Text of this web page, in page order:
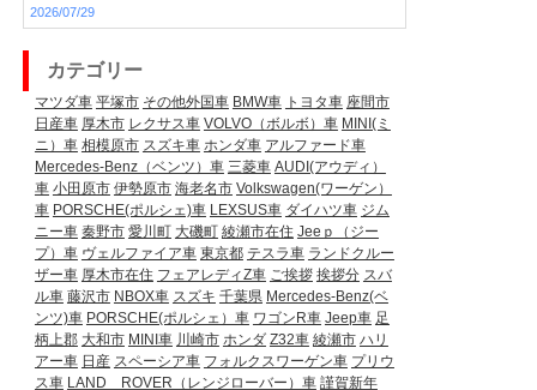
2026/07/29
カテゴリー
マツダ車 平塚市 その他外国車 BMW車 トヨタ車 座間市
日産車 厚木市 レクサス車 VOLVO（ボルボ）車 MINI(ミ
ニ）車 相模原市 スズキ車 ホンダ車 アルファード車
Mercedes-Benz（ベンツ）車 三菱車 AUDI(アウディ）
車 小田原市 伊勢原市 海老名市 Volkswagen(ワーゲン）
車 PORSCHE(ポルシェ)車 LEXSUS車 ダイハツ車 ジム
ニー車 秦野市 愛川町 大磯町 綾瀬市在住 Jeeｐ（ジー
プ）車 ヴェルファイア車 東京都 テスラ車 ランドクルー
ザー車 厚木市在住 フェアレディZ車 ご挨拶 挨拶分 スバ
ル車 藤沢市 NBOX車 スズキ 千葉県 Mercedes-Benz(ベ
ンツ)車 PORSCHE(ポルシェ）車 ワゴンR車 Jeep車 足
柄上郡 大和市 MINI車 川崎市 ホンダ Z32車 綾瀬市 ハリ
アー車 日産 スペーシア車 フォルクスワーゲン車 プリウ
ス車 LAND ROVER（レンジローバー）車 謹賀新年